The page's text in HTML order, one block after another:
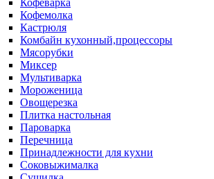
Кофеварка
Кофемолка
Кастрюля
Комбайн кухонный,процессоры
Мясорубки
Миксер
Мультиварка
Мороженица
Овощерезка
Плитка настольная
Пароварка
Перечница
Принадлежности для кухни
Соковыжималка